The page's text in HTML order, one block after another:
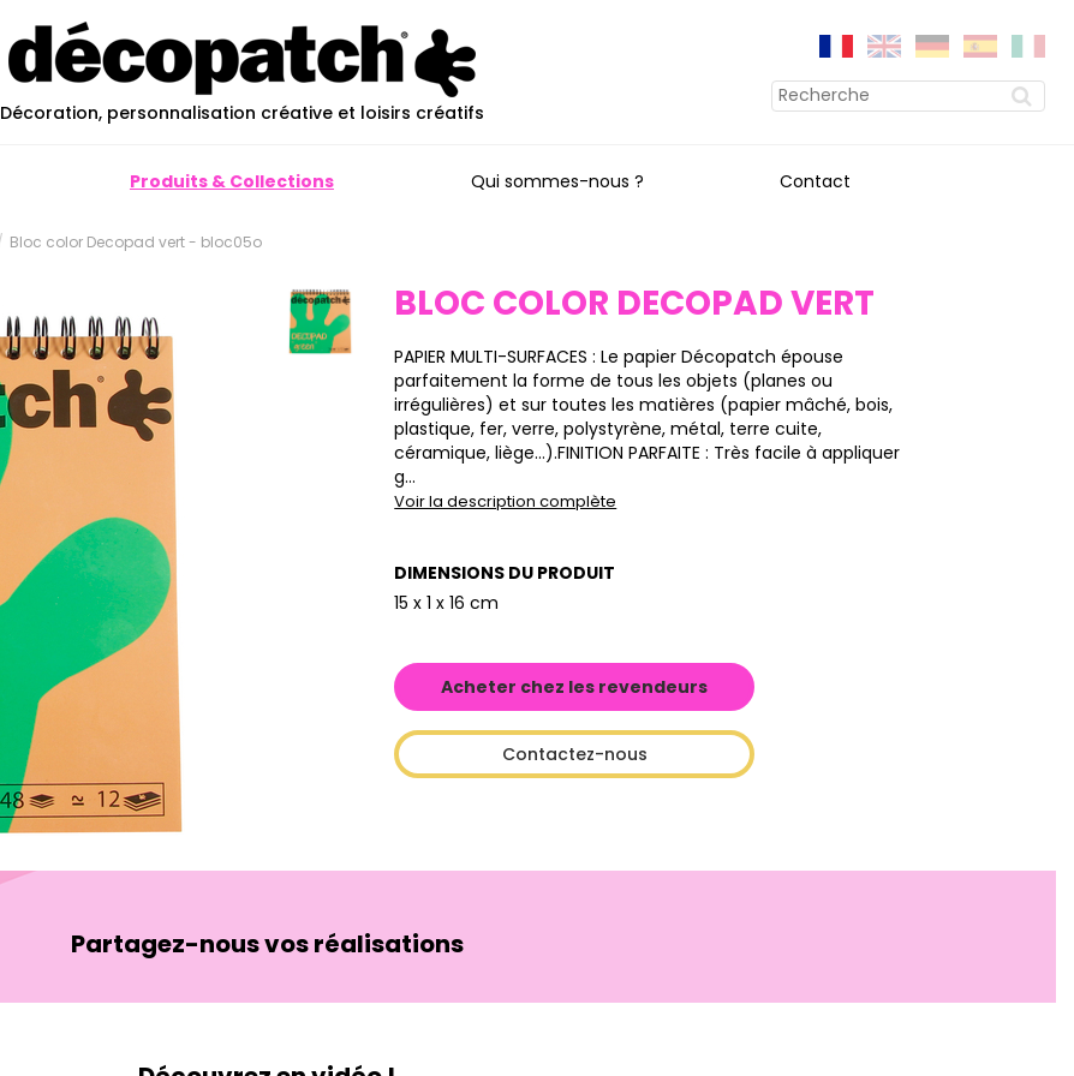
Décoration, personnalisation créative et loisirs créatifs
Produits & Collections Qui sommes-nous ? Contact
Bloc color Decopad vert - bloc05o
BLOC COLOR DECOPAD VERT
PAPIER MULTI-SURFACES : Le papier Décopatch épouse
parfaitement la forme de tous les objets (planes ou
irrégulières) et sur toutes les matières (papier mâché, bois,
plastique, fer, verre, polystyrène, métal, terre cuite,
céramique, liège…).FINITION PARFAITE : Très facile à appliquer
g...
Voir la description complète
DIMENSIONS DU PRODUIT
15 x 1 x 16 cm
Acheter chez les revendeurs
Contactez-nous
Partagez-nous vos réalisations